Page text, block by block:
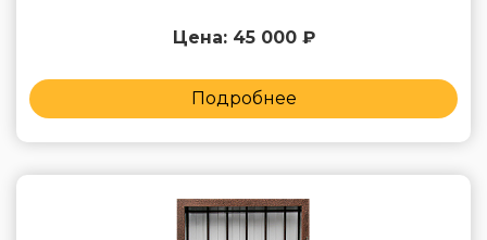
Цена: 45 000 ₽
Подробнее